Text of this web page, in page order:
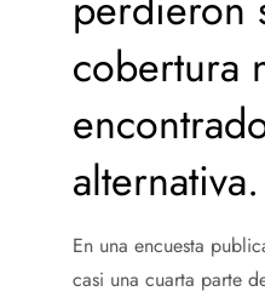
cobertura
alternativa.
En una encuesta
casi una cuarta parte